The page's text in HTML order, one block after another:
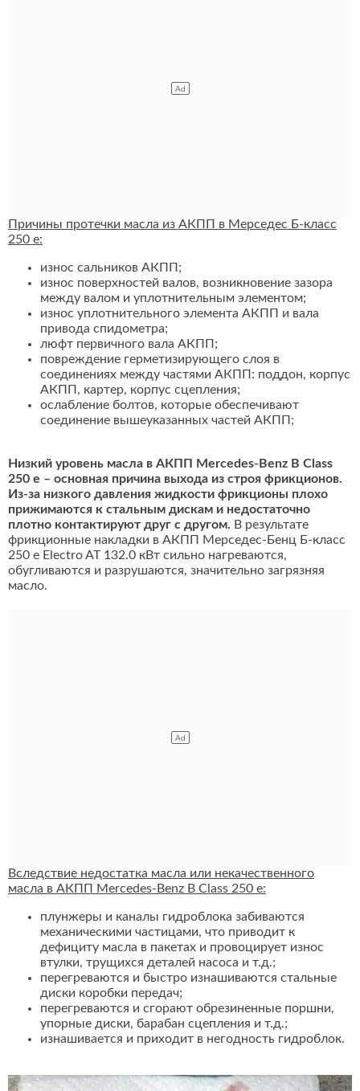
Причины протечки масла из АКПП в Мерседес Б-класс
250 e:
износ сальников АКПП;
износ поверхностей валов, возникновение зазора
между валом и уплотнительным элементом;
износ уплотнительного элемента АКПП и вала
привода спидометра;
люфт первичного вала АКПП;
повреждение герметизирующего слоя в
соединениях между частями АКПП: поддон, корпус
АКПП, картер, корпус сцепления;
ослабление болтов, которые обеспечивают
соединение вышеуказанных частей АКПП;
Низкий уровень масла в АКПП Mercedes-Benz B Class
250 e – основная причина выхода из строя фрикционов.
Из-за низкого давления жидкости фрикционы плохо
прижимаются к стальным дискам и недостаточно
плотно контактируют друг с другом. В результате
фрикционные накладки в АКПП Мерседес-Бенц Б-класс
250 e Electro AT 132.0 кВт сильно нагреваются,
обугливаются и разрушаются, значительно загрязняя
масло.
Вследствие недостатка масла или некачественного
масла в АКПП Mercedes-Benz B Class 250 e:
плунжеры и каналы гидроблока забиваются
механическими частицами, что приводит к
дефициту масла в пакетах и провоцирует износ
втулки, трущихся деталей насоса и т.д.;
перегреваются и быстро изнашиваются стальные
диски коробки передач;
перегреваются и сгорают обрезиненные поршни,
упорные диски, барабан сцепления и т.д.;
изнашивается и приходит в негодность гидроблок.